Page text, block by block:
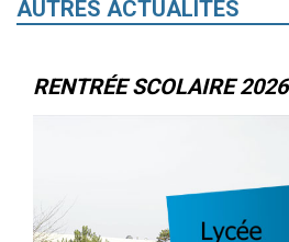
AUTRES ACTUALITÉS
RENTRÉE SCOLAIRE 2026